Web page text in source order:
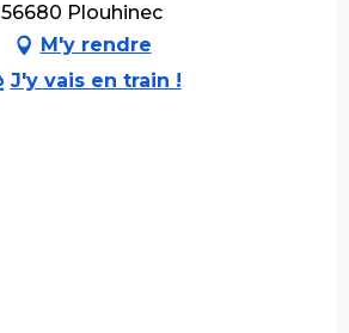
56680 Plouhinec
M'y rendre
J'y vais en train !